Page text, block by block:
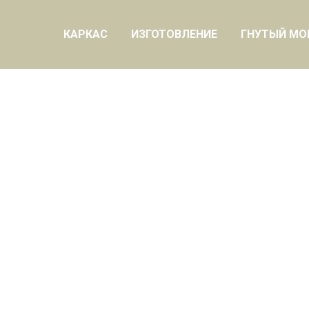
КАРКАС ИЗГОТОВЛЕНИЕ ГНУТЫЙ